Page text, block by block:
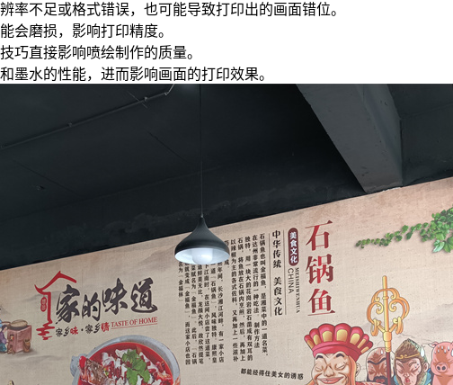
率不足或格式错误，也可能导致打印出的画面错位。
会磨损，影响打印精度。
巧直接影响喷绘制作的质量。
水的性能，进而影响画面的打印效果。